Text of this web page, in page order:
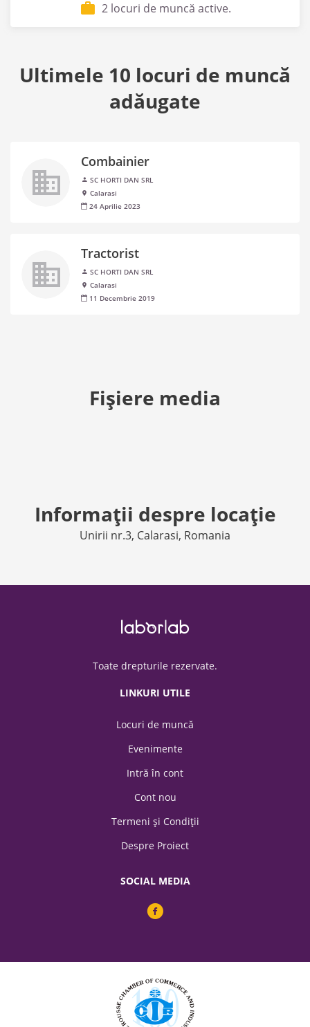
2 locuri de muncă active.
Ultimele 10 locuri de muncă
adăugate
Combainier
SC HORTI DAN SRL
Calarasi
24 Aprilie 2023
Tractorist
SC HORTI DAN SRL
Calarasi
11 Decembrie 2019
Fişiere media
Informații despre locație
Unirii nr.3, Calarasi, Romania
Toate drepturile rezervate.
LINKURI UTILE
Locuri de muncă
Evenimente
Intră în cont
Cont nou
Termeni şi Condiții
Despre Proiect
SOCIAL MEDIA